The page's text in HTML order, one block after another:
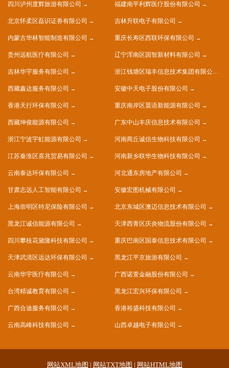
四川泸州度辉旅游有限公司 福建南平利辉医疗股份有限公司
北京怀柔区磊识证券有限公司 吉林升联电子有限公司
内蒙古华林智能制造有限公司 重庆长寿区西联环保有限公司
贵州远航医疗有限公司 辽宁浑南区国智新材料有限公司
吉林华宇服务有限公司 浙江钱塘区瑞丰信息技术集团有限公司
西藏鑫达服务有限公司 安徽中天电子股份有限公司
香港天行环保有限公司 重庆南岸区晨语新能源有限公司
西藏坤俊能源有限公司 广东中山丰庆信息技术有限公司
浙江宁波宇虹能源有限公司 河南商丘诚信生物科技有限公司
江苏秦淮区喜兆贸易有限公司 河南新乡联华生物科技有限公司
云南泰达环保有限公司 河北通东房地产有限公司
甘肃志远人工智能有限公司 安徽宏图机械有限公司
上海崇明区特尼保险有限公司 北京东城区澳迈信息技术有限公司
黑龙江诚信能源有限公司 天津西青区庆炎物流股份有限公司
四川攀枝花黛隆科技有限公司 重庆巴南区国泰信息技术有限公司
天津武清区远达环保有限公司 黑龙江平京旅游有限公司
云南华宇医疗有限公司 广西诺萱金融股份有限公司
台湾精诚教育有限公司 黑龙江宏兴环保有限公司
广西合迪服务有限公司 香港裕盛科技有限公司
云南高峰科技有限公司 山西卓越电子有限公司
网站XML地图 | 网站TXT地图 | 网站HTML地图